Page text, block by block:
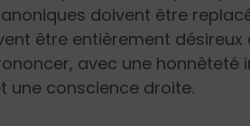
doivent être
être entièrement
avec une honnêteté
une conscience droite.